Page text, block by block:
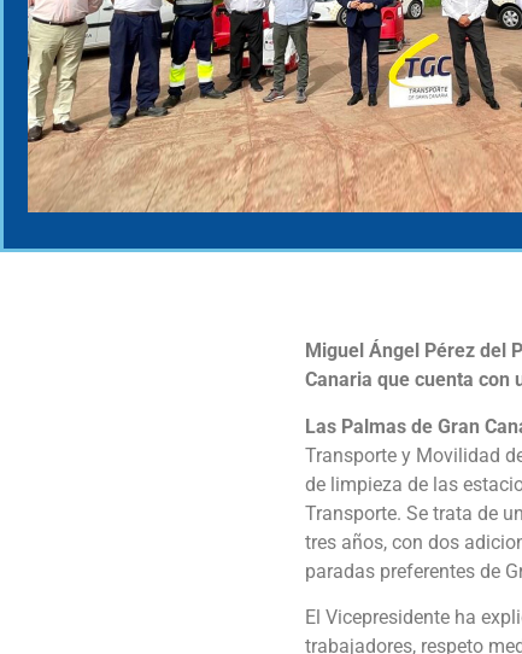
Miguel Ángel Pérez del
Canaria que cuenta con
Las Palmas de Gran
Transporte y Movilidad
de limpieza de las
Transporte. Se trata de
tres años, con dos
paradas preferentes de
El Vicepresidente ha
trabajadores, respeto